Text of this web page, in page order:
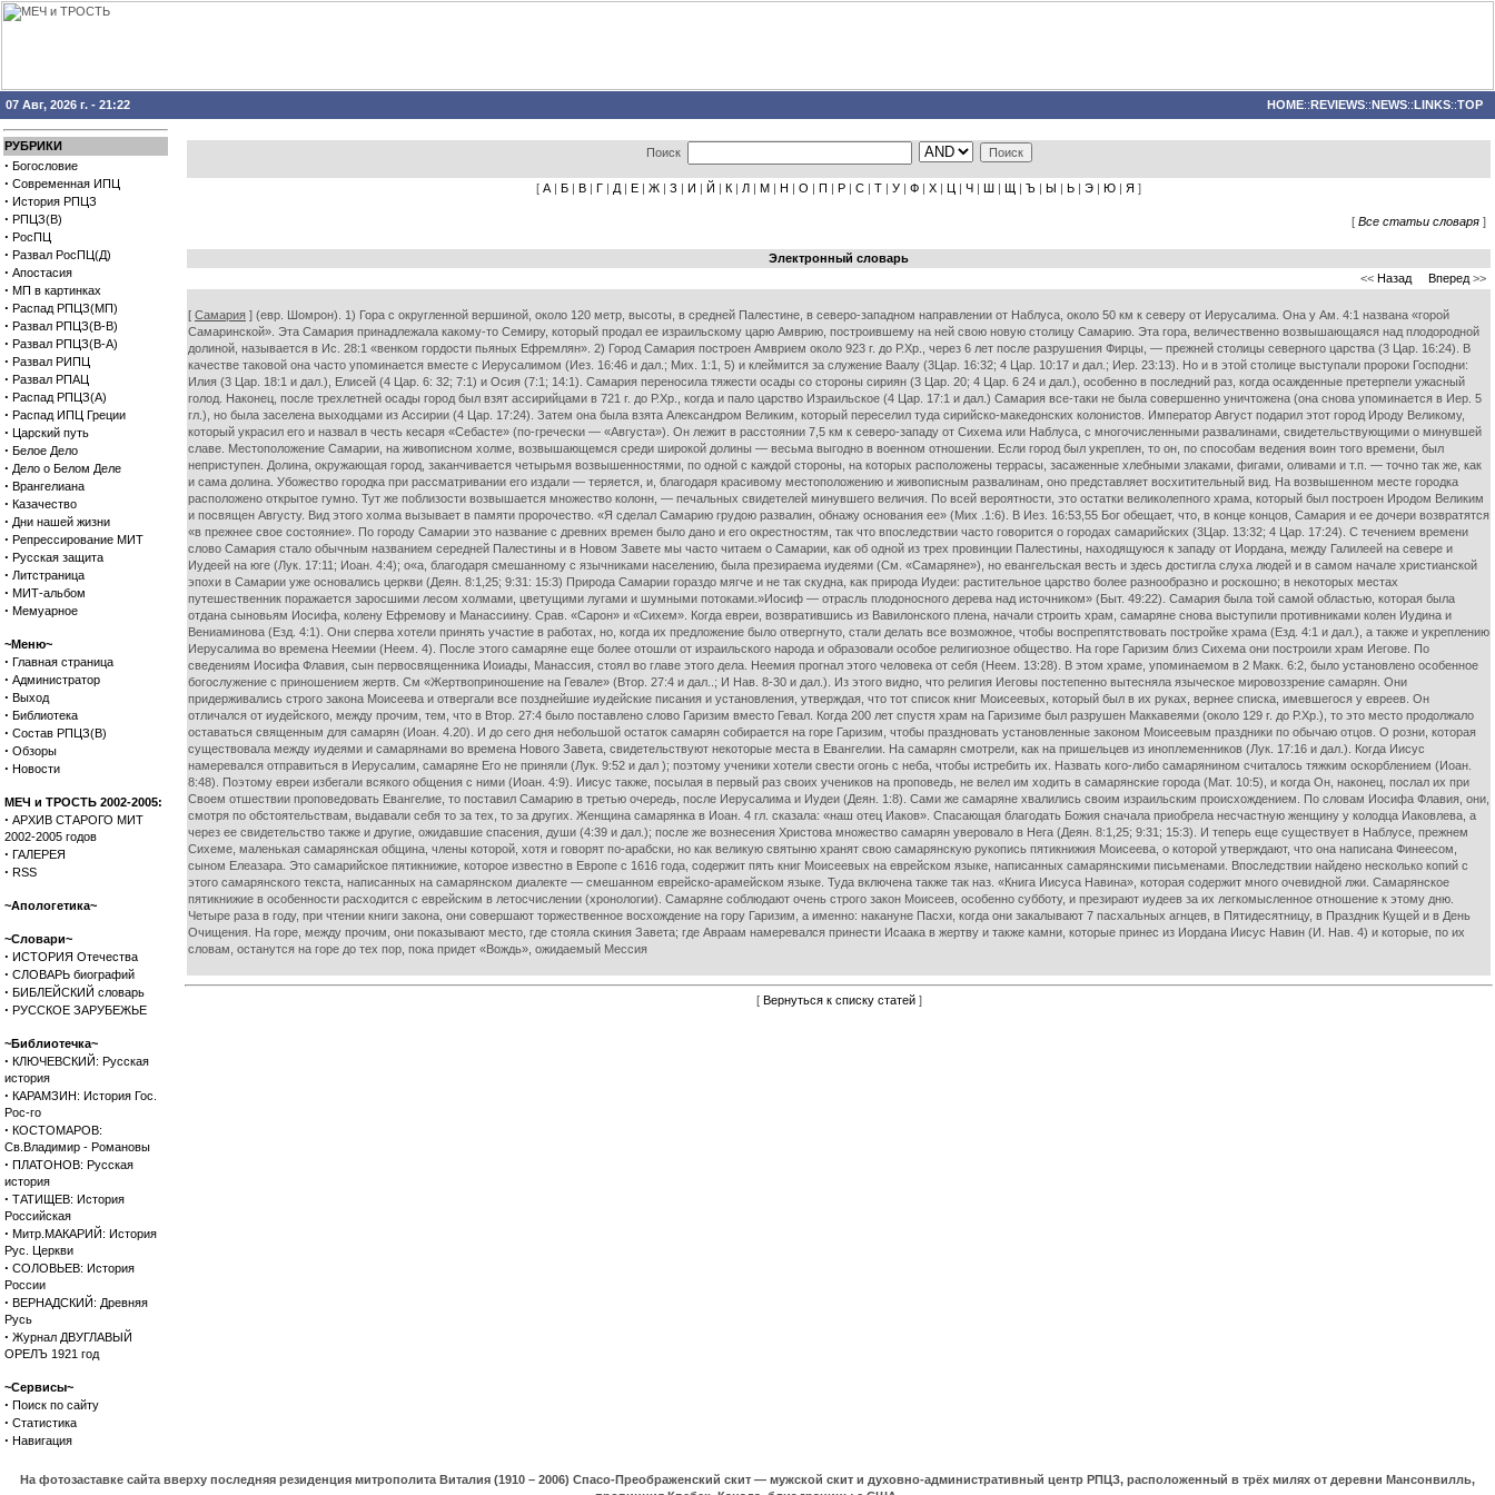
07 Авг, 2026 г. - 21:22 HOME::REVIEWS::NEWS::LINKS::TOP
РУБРИКИ
· Богословие
· Современная ИПЦ
· История РПЦЗ
· РПЦЗ(В)
· РосПЦ
· Развал РосПЦ(Д)
· Апостасия
· МП в картинках
· Распад РПЦЗ(МП)
· Развал РПЦЗ(В-В)
· Развал РПЦЗ(В-А)
· Развал РИПЦ
· Развал РПАЦ
· Распад РПЦЗ(А)
· Распад ИПЦ Греции
· Царский путь
· Белое Дело
· Дело о Белом Деле
· Врангелиана
· Казачество
· Дни нашей жизни
· Репрессирование МИТ
· Русская защита
· Литстраница
· МИТ-альбом
· Мемуарное
~Меню~
· Главная страница
· Администратор
· Выход
· Библиотека
· Состав РПЦЗ(В)
· Обзоры
· Новости
МЕЧ и ТРОСТЬ 2002-2005:
· АРХИВ СТАРОГО МИТ
2002-2005 годов
· ГАЛЕРЕЯ
· RSS
~Апологетика~
~Словари~
· ИСТОРИЯ Отечества
· СЛОВАРЬ биографий
· БИБЛЕЙСКИЙ словарь
· РУССКОЕ ЗАРУБЕЖЬЕ
~Библиотечка~
· КЛЮЧЕВСКИЙ: Русская
история
· КАРАМЗИН: История Гос.
Рос-го
· КОСТОМАРОВ:
Св.Владимир - Романовы
· ПЛАТОНОВ: Русская
история
· ТАТИЩЕВ: История
Российская
· Митр.МАКАРИЙ: История
Рус. Церкви
· СОЛОВЬЕВ: История
России
· ВЕРНАДСКИЙ: Древняя
Русь
· Журнал ДВУГЛАВЫЙ
ОРЕЛЪ 1921 год
~Сервисы~
· Поиск по сайту
· Статистика
· Навигация
Поиск
[ А | Б | В | Г | Д | Е | Ж | З | И | Й | К | Л | М | Н | О | П | Р | С | Т | У | Ф | Х | Ц | Ч | Ш | Щ | Ъ | Ы | Ь | Э | Ю | Я ]
[ Все статьи словаря ]
Электронный словарь
<< Назад Вперед >>
[ Самария ] (евр. Шомрон). 1) Гора с округленной вершиной, около 120 метр, высоты, в средней Палестине, в северо-западном направлении от Наблуса, около 50 км к северу от Иерусалима. Она у Ам. 4:1 названа «горой
Самаринской». Эта Самария принадлежала какому-то Семиру, который продал ее израильскому царю Амврию, построившему на ней свою новую столицу Самарию. Эта гора, величественно возвышающаяся над плодородной
долиной, называется в Ис. 28:1 «венком гордости пьяных Ефремлян». 2) Город Самария построен Амврием около 923 г. до Р.Хр., через 6 лет после разрушения Фирцы, — прежней столицы северного царства (3 Цар. 16:24). В
качестве таковой она часто упоминается вместе с Иерусалимом (Иез. 16:46 и дал.; Мих. 1:1, 5) и клеймится за служение Ваалу (3Цар. 16:32; 4 Цар. 10:17 и дал.; Иер. 23:13). Но и в этой столице выступали пророки Господни:
Илия (3 Цар. 18:1 и дал.), Елисей (4 Цар. 6: 32; 7:1) и Осия (7:1; 14:1). Самария переносила тяжести осады со стороны сириян (3 Цар. 20; 4 Цар. 6 24 и дал.), особенно в последний раз, когда осажденные претерпели ужасный
голод. Наконец, после трехлетней осады город был взят ассирийцами в 721 г. до Р.Хр., когда и пало царство Израильское (4 Цар. 17:1 и дал.) Самария все-таки не была совершенно уничтожена (она снова упоминается в Иер. 5
гл.), но была заселена выходцами из Ассирии (4 Цар. 17:24). Затем она была взята Александром Великим, который переселил туда сирийско-македонских колонистов. Император Август подарил этот город Ироду Великому,
который украсил его и назвал в честь кесаря «Себасте» (по-гречески — «Августа»). Он лежит в расстоянии 7,5 км к северо-западу от Сихема или Наблуса, с многочисленными развалинами, свидетельствующими о минувшей
славе. Местоположение Самарии, на живописном холме, возвышающемся среди широкой долины — весьма выгодно в военном отношении. Если город был укреплен, то он, по способам ведения воин того времени, был
неприступен. Долина, окружающая город, заканчивается четырьмя возвышенностями, по одной с каждой стороны, на которых расположены террасы, засаженные хлебными злаками, фигами, оливами и т.п. — точно так же, как
и сама долина. Убожество городка при рассматривании его издали — теряется, и, благодаря красивому местоположению и живописным развалинам, оно представляет восхитительный вид. На возвышенном месте городка
расположено открытое гумно. Тут же поблизости возвышается множество колонн, — печальных свидетелей минувшего величия. По всей вероятности, это остатки великолепного храма, который был построен Иродом Великим
и посвящен Августу. Вид этого холма вызывает в памяти пророчество. «Я сделал Самарию грудою развалин, обнажу основания ее» (Мих .1:6). В Иез. 16:53,55 Бог обещает, что, в конце концов, Самария и ее дочери возвратятся
«в прежнее свое состояние». По городу Самарии это название с древних времен было дано и его окрестностям, так что впоследствии часто говорится о городах самарийских (3Цар. 13:32; 4 Цар. 17:24). С течением времени
слово Самария стало обычным названием середней Палестины и в Новом Завете мы часто читаем о Самарии, как об одной из трех провинции Палестины, находящуюся к западу от Иордана, между Галилеей на севере и
Иудеей на юге (Лук. 17:11; Иоан. 4:4); о«а, благодаря смешанному с язычниками населению, была презираема иудеями (См. «Самаряне»), но евангельская весть и здесь достигла слуха людей и в самом начале христианской
эпохи в Самарии уже основались церкви (Деян. 8:1,25; 9:31: 15:3) Природа Самарии гораздо мягче и не так скудна, как природа Иудеи: растительное царство более разнообразно и роскошно; в некоторых местах
путешественник поражается заросшими лесом холмами, цветущими лугами и шумными потоками.»Иосиф — отрасль плодоносного дерева над источником» (Быт. 49:22). Самария была той самой областью, которая была
отдана сыновьям Иосифа, колену Ефремову и Манассиину. Срав. «Сарон» и «Сихем». Когда евреи, возвратившись из Вавилонского плена, начали строить храм, самаряне снова выступили противниками колен Иудина и
Вениаминова (Езд. 4:1). Они сперва хотели принять участие в работах, но, когда их предложение было отвергнуто, стали делать все возможное, чтобы воспрепятствовать постройке храма (Езд. 4:1 и дал.), а также и укреплению
Иерусалима во времена Неемии (Неем. 4). После этого самаряне еще более отошли от израильского народа и образовали особое религиозное общество. На горе Гаризим близ Сихема они построили храм Иегове. По
сведениям Иосифа Флавия, сын первосвященника Иоиады, Манассия, стоял во главе этого дела. Неемия прогнал этого человека от себя (Неем. 13:28). В этом храме, упоминаемом в 2 Макк. 6:2, было установлено особенное
богослужение с приношением жертв. См «Жертвоприношение на Гевале» (Втор. 27:4 и дал..; И Нав. 8-30 и дал.). Из этого видно, что религия Иеговы постепенно вытесняла языческое мировоззрение самарян. Они
придерживались строго закона Моисеева и отвергали все позднейшие иудейские писания и установления, утверждая, что тот список книг Моисеевых, который был в их руках, вернее списка, имевшегося у евреев. Он
отличался от иудейского, между прочим, тем, что в Втор. 27:4 было поставлено слово Гаризим вместо Гевал. Когда 200 лет спустя храм на Гаризиме был разрушен Маккавеями (около 129 г. до Р.Хр.), то это место продолжало
оставаться священным для самарян (Иоан. 4.20). И до сего дня небольшой остаток самарян собирается на горе Гаризим, чтобы праздновать установленные законом Моисеевым праздники по обычаю отцов. О розни, которая
существовала между иудеями и самарянами во времена Нового Завета, свидетельствуют некоторые места в Евангелии. На самарян смотрели, как на пришельцев из иноплеменников (Лук. 17:16 и дал.). Когда Иисус
намеревался отправиться в Иерусалим, самаряне Его не приняли (Лук. 9:52 и дал ); поэтому ученики хотели свести огонь с неба, чтобы истребить их. Назвать кого-либо самарянином считалось тяжким оскорблением (Иоан.
8:48). Поэтому евреи избегали всякого общения с ними (Иоан. 4:9). Иисус также, посылая в первый раз своих учеников на проповедь, не велел им ходить в самарянские города (Мат. 10:5), и когда Он, наконец, послал их при
Своем отшествии проповедовать Евангелие, то поставил Самарию в третью очередь, после Иерусалима и Иудеи (Деян. 1:8). Сами же самаряне хвалились своим израильским происхождением. По словам Иосифа Флавия, они,
смотря по обстоятельствам, выдавали себя то за тех, то за других. Женщина самарянка в Иоан. 4 гл. сказала: «наш отец Иаков». Спасающая благодать Божия сначала приобрела несчастную женщину у колодца Иаковлева, а
через ее свидетельство также и другие, ожидавшие спасения, души (4:39 и дал.); после же вознесения Христова множество самарян уверовало в Нега (Деян. 8:1,25; 9:31; 15:3). И теперь еще существует в Наблусе, прежнем
Сихеме, маленькая самарянская община, члены которой, хотя и говорят по-арабски, но как великую святыню хранят свою самарянскую рукопись пятикнижия Моисеева, о которой утверждают, что она написана Финеесом,
сыном Елеазара. Это самарийское пятикнижие, которое известно в Европе с 1616 года, содержит пять книг Моисеевых на еврейском языке, написанных самарянскими письменами. Впоследствии найдено несколько копий с
этого самарянского текста, написанных на самарянском диалекте — смешанном еврейско-арамейском языке. Туда включена также так наз. «Книга Иисуса Навина», которая содержит много очевидной лжи. Самарянское
пятикнижие в особенности расходится с еврейским в летосчислении (хронологии). Самаряне соблюдают очень строго закон Моисеев, особенно субботу, и презирают иудеев за их легкомысленное отношение к этому дню.
Четыре раза в году, при чтении книги закона, они совершают торжественное восхождение на гору Гаризим, а именно: накануне Пасхи, когда они закалывают 7 пасхальных агнцев, в Пятидесятницу, в Праздник Кущей и в День
Очищения. На горе, между прочим, они показывают место, где стояла скиния Завета; где Авраам намеревался принести Исаака в жертву и также камни, которые принес из Иордана Иисус Навин (И. Нав. 4) и которые, по их
словам, останутся на горе до тех пор, пока придет «Вождь», ожидаемый Мессия
[ Вернуться к списку статей]
На фотозаставке сайта вверху последняя резиденция митрополита Виталия (1910 – 2006) Спасо-Преображенский скит — мужской скит и духовно-административный центр РПЦЗ, расположенный в трёх милях от деревни Мансонвилль,